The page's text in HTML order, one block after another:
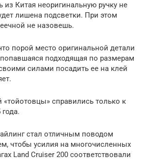
из Китая неоригинальную ручку не
лишена подсветки. При этом
не назовешь.
порой место оригинальной детали
подходящая по размерам
силами посадить ее на клей
«тойотовцы» справились только к
стал отличным поводом
чтобы усилия на многочисленных
Land Cruiser 200 соответствовали